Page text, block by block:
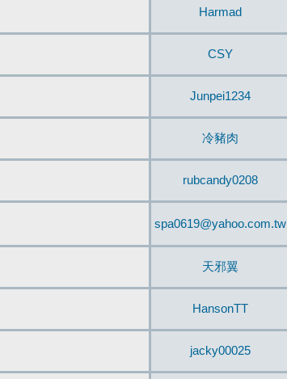
Harmad
CSY
Junpei1234
冷豬肉
rubcandy0208
spa0619@yahoo.com.tw
天邪翼
HansonTT
jacky00025